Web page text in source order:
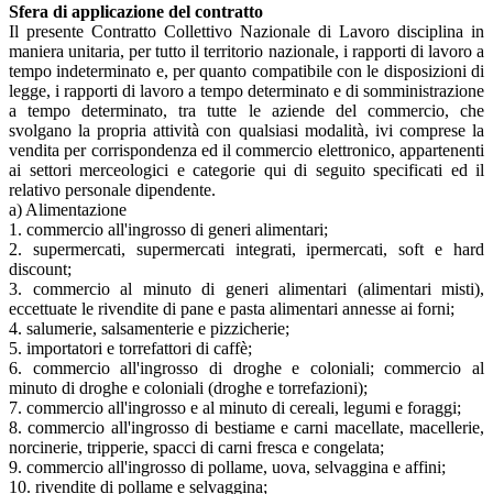
Sfera di applicazione del contratto
Il presente Contratto Collettivo Nazionale di Lavoro disciplina in
maniera unitaria, per tutto il territorio nazionale, i rapporti di lavoro a
tempo indeterminato e, per quanto compatibile con le disposizioni di
legge, i rapporti di lavoro a tempo determinato e di somministrazione
a tempo determinato, tra tutte le aziende del commercio, che
svolgano la propria attività con qualsiasi modalità, ivi comprese la
vendita per corrispondenza ed il commercio elettronico, appartenenti
ai settori merceologici e categorie qui di seguito specificati ed il
relativo personale dipendente.
a) Alimentazione
1. commercio all'ingrosso di generi alimentari;
2. supermercati, supermercati integrati, ipermercati, soft e hard
discount;
3. commercio al minuto di generi alimentari (alimentari misti),
eccettuate le rivendite di pane e pasta alimentari annesse ai forni;
4. salumerie, salsamenterie e pizzicherie;
5. importatori e torrefattori di caffè;
6. commercio all'ingrosso di droghe e coloniali; commercio al
minuto di droghe e coloniali (droghe e torrefazioni);
7. commercio all'ingrosso e al minuto di cereali, legumi e foraggi;
8. commercio all'ingrosso di bestiame e carni macellate, macellerie,
norcinerie, tripperie, spacci di carni fresca e congelata;
9. commercio all'ingrosso di pollame, uova, selvaggina e affini;
10. rivendite di pollame e selvaggina;